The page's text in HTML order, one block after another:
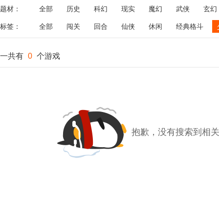
飞行
恋爱 第三人称射击 棋类 牌类 麻将
题材： 全部 历史 科幻 现实 魔幻 武侠 玄幻
标签： 全部 闯关 回合 仙侠 休闲 经典格斗
一共有 0 个游戏
抱歉，没有搜索到相